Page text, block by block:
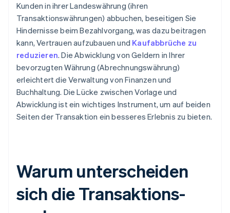
Kunden in ihrer Landeswährung (ihren
Transaktionswährungen) abbuchen, beseitigen Sie
Hindernisse beim Bezahlvorgang, was dazu beitragen
kann, Vertrauen aufzubauen und Kaufabbrüche zu
reduzieren. Die Abwicklung von Geldern in Ihrer
bevorzugten Währung (Abrechnungswährung)
erleichtert die Verwaltung von Finanzen und
Buchhaltung. Die Lücke zwischen Vorlage und
Abwicklung ist ein wichtiges Instrument, um auf beiden
Seiten der Transaktion ein besseres Erlebnis zu bieten.
Warum unterscheiden
sich die Transaktions-